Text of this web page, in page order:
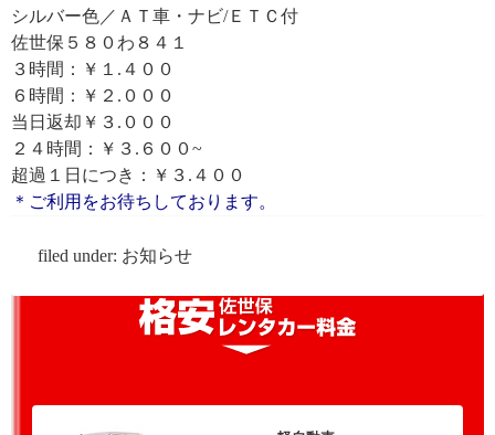
シルバー色／ＡＴ車・ナビ/ＥＴＣ付
佐世保５８０わ８４１
３時間：￥１.４００
６時間：￥２.０００
当日返却￥３.０００
２４時間：￥３.６００~
超過１日につき：￥３.４００
＊ご利用をお待ちしております。
filed under: お知らせ